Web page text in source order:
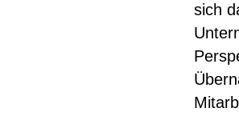
sich